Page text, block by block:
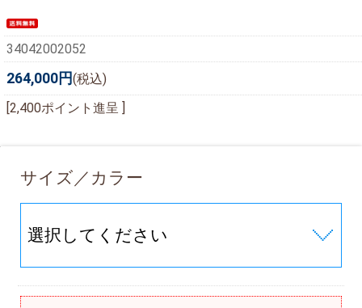
34042002052
264,000円(税込)
[2,400ポイント進呈 ]
サイズ／カラー